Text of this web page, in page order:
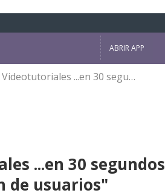
ABRIR APP
videotutoriales ...en 30 segundos: "vinculación de usuarios"
...en 30
de usuarios"